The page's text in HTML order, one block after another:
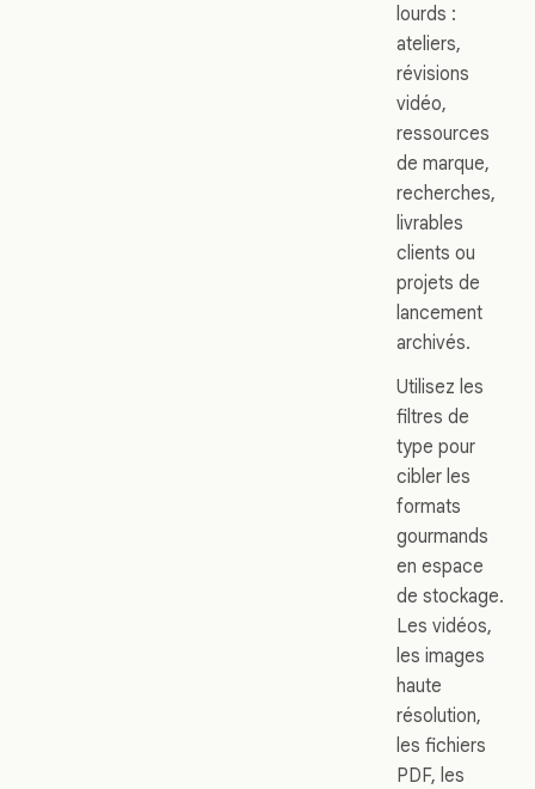
lourds :
ateliers,
révisions
vidéo,
ressources
de marque,
recherches,
livrables
clients ou
projets de
lancement
archivés.
Utilisez les
filtres de
type pour
cibler les
formats
gourmands
en espace
de stockage.
Les vidéos,
les images
haute
résolution,
les fichiers
PDF, les